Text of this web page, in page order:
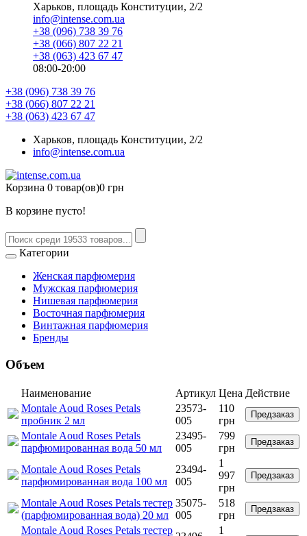
Харьков, площадь Конституции, 2/2
info@intense.com.ua
+38 (096) 738 39 76
+38 (066) 807 22 21
+38 (063) 423 67 47
08:00-20:00
+38 (096) 738 39 76
+38 (066) 807 22 21
+38 (063) 423 67 47
Харьков, площадь Конституции, 2/2
info@intense.com.ua
Корзина 0 товар(ов)0 грн
В корзине пусто!
Категории
Женская парфюмерия
Мужская парфюмерия
Нишевая парфюмерия
Восточная парфюмерия
Винтажная парфюмерия
Бренды
Объем
Наименование Артикул Цена Действие
Montale Aoud Roses Petals
пробник 2 мл
23573-
005
110
грн
Предзаказ
Montale Aoud Roses Petals
парфюмированная вода 50 мл
23495-
005
799
грн
Предзаказ
Montale Aoud Roses Petals
парфюмированная вода 100 мл
23494-
005
1
997
грн
Предзаказ
Montale Aoud Roses Petals тестер
(парфюмированная вода) 20 мл
35075-
005
518
грн
Предзаказ
Montale Aoud Roses Petals тестер
1